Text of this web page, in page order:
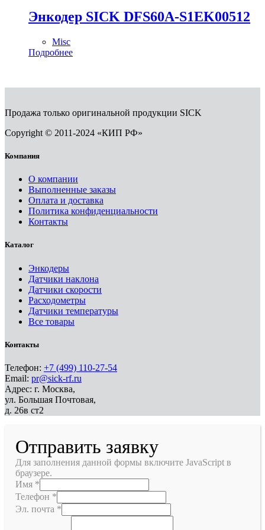
Энкодер SICK DFS60A-S1EK00512
Misc
Подробнее
Продажа только оригинальной продукции SICK
Copyright © 2011-2024 «КИП РФ»
Компания
О компании
Выполненные заказы
Оплата и доставка
Политика конфиденциальности
Контакты
Каталог
Энкодеры
Датчики наклона
Датчики скорости
Расходометры
Датчики температуры
Все товары
Контакты
Телефон: +7 (499) 110-27-54
Email: pr@sick-rf.ru
Адрес: г. Москва,
ул. Большая Почтовая,
д. 26в ст2
Отправить заявку
Для заполнения данной формы включите JavaScript в
браузере.
Имя *
Телефон *
Эл. почта *